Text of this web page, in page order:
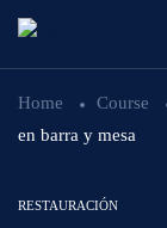
Home Course
en barra y mesa
RESTAURACIÓN